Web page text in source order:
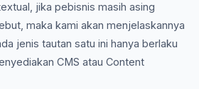
jika pebisnis masih asing
maka kami akan menjelaskannya
jenis tautan satu ini hanya berlaku
CMS atau Content